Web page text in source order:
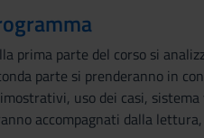
prima parte del corso si
parte si prenderanno in
uso dei casi,
accompagnati dalla